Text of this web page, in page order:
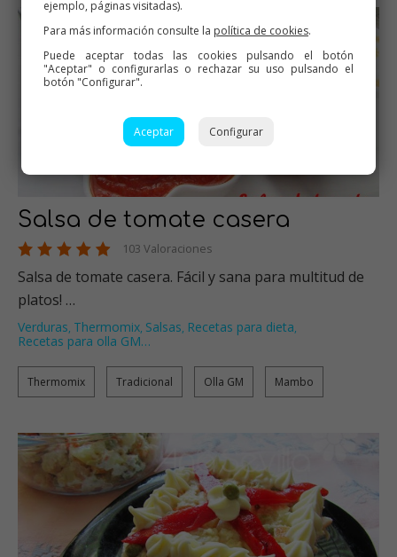
Salsa de tomate casera
103 Valoraciones
Salsa de tomate casera. Fácil y sana para multitud de
platos! …
Verduras, Thermomix, Salsas, Recetas para dieta,
Recetas para olla GM…
Thermomix Tradicional Olla GM Mambo
ejemplo, páginas visitadas).
Para más información consulte la política de cookies.
Puede aceptar todas las cookies pulsando el botón
"Aceptar" o configurarlas o rechazar su uso pulsando el
botón "Configurar".
Aceptar Configurar